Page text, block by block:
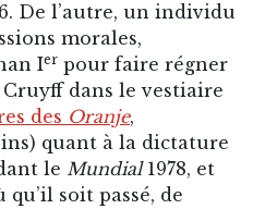
De l’autre, un individu
morales,
Ier pour faire régner
dans le vestiaire
des Oranje,
quant à la dictature
le Mundial 1978, et
soit passé, de